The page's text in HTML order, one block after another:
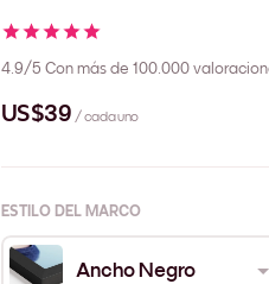
4.9/5 Con más de 100.000
US$39 / cada uno
ESTILO DEL MARCO
Ancho Negro